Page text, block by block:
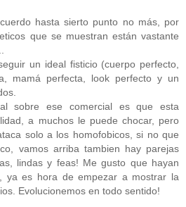
hasta sierto punto no más, por
que se muestran están vastante
un ideal fisticio (cuerpo perfecto,
mamá perfecta, look perfecto y un
sobre ese comercial es que esta
a muchos le puede chocar, pero
solo a los homofobicos, si no que
vamos arriba tambien hay parejas
lindas y feas! Me gusto que hayan
ya es hora de empezar a mostrar la
Evolucionemos en todo sentido!